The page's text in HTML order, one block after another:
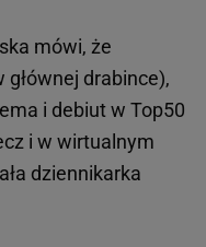
mówi, że
drabince),
i debiut w Top50
i w wirtualnym
dziennikarka